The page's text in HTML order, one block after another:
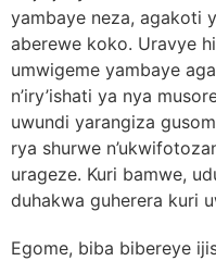
yambaye neza, agakoti
aberewe koko. Uravye
umwigeme yambaye
n’iry’ishati ya nya
uwundi yarangiza
rya shurwe
urageze. Kuri bamwe,
duhakwa guherera kuri
Egome, biba bibereye